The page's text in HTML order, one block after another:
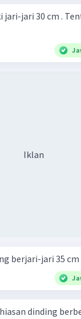
jari-jari 30 cm .
Iklan
berjari-jari 35
dinding